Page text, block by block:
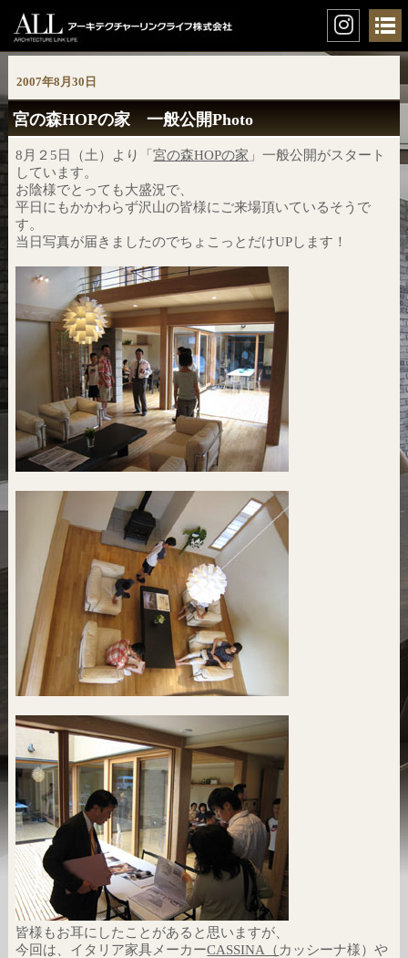
2007年8月30日
宮の森HOPの家 一般公開Photo
8月２5日（土）より「宮の森HOPの家 」一般公開がスタート
しています。
お陰様でとっても大盛況で、
平日にもかかわらず沢山の皆様にご来場頂いているそうで
す。
当日写真が届きましたのでちょこっとだけUPします！
皆様もお耳にしたことがあると思いますが、
今回は、イタリア家具メーカーCASSINA（ カッシーナ様）や